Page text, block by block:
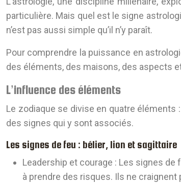
particulière. Mais quel est le signe
n’est pas aussi simple qu’il n’y paraît.
Pour comprendre la puissance en
des éléments, des maisons, des aspects
L’influence des éléments
Le zodiaque se divise en quatre éléments
des signes qui y sont associés.
Les signes de feu : bélier, lion et sagittaire
Leadership et courage : Les signes de
à prendre des risques. Ils ne